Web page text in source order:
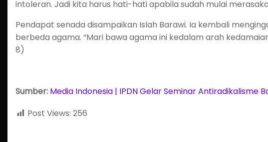
intoleran. Jadi kita harus hati-hati apabila sudah mulai
Pendapat senada disampaikan Islah Barawi. Ia kembali
berbeda agama. “Mari bawa agama ini kedalam arah
8)
Sumber: Media Indonesia | IPDN Gelar Seminar Antiradikalisme
Post Views: 256